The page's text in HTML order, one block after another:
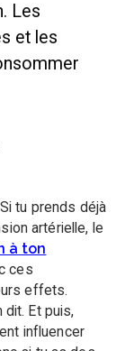
Les
et les
tu prends déjà
artérielle, le
à ton
ces
effets.
dit. Et puis,
influencer